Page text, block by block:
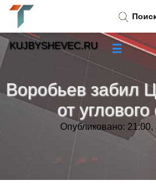
Воробьев забил
от
Опубликовано: 21:00,
KUJBYSHEVEC.RU ☰
»
Тренды новостей»
»